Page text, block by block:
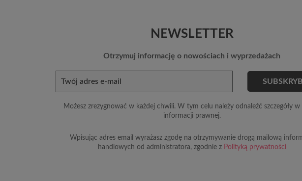
NEWSLETTER
Otrzymuj informację o nowościach i wyprzedażach
Możesz zrezygnować w każdej chwili. W tym celu należy odnaleźć szczegóły w
informacji prawnej.
Wpisując adres email wyrażasz zgodę na otrzymywanie drogą mailową
handlowych od administratora, zgodnie z Polityką prywatności